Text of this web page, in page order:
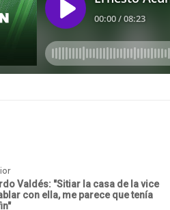
Valdés: "Sitiar la casa de la vice
con ella, me parece que tenía